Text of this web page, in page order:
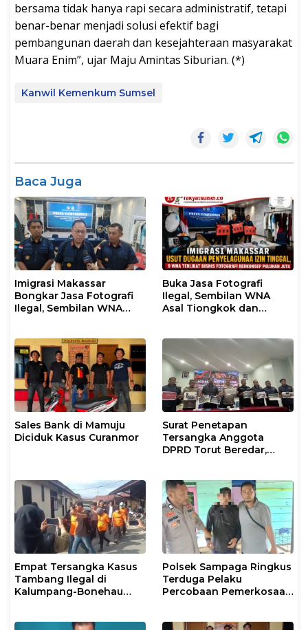
bersama tidak hanya rapi secara administratif, tetapi
benar-benar menjadi solusi efektif bagi
pembangunan daerah dan kesejahteraan masyarakat
Muara Enim”, ujar Maju Amintas Siburian. (*)
Kanwil Kemenkum Sumsel
Baca Juga
Imigrasi Makassar
Bongkar Jasa Fotografi
Ilegal, Sembilan WNA
Tinggal
Buka Jasa Fotografi
Ilegal, Sembilan WNA
Asal Tiongkok dan
Makassar
Sales Bank di Mamuju
Diciduk Kasus Curanmor
Surat Penetapan
Tersangka Anggota
DPRD Torut Beredar,
Berstatus Saksi
Empat Tersangka Kasus
Tambang Ilegal di
Kalumpang-Bonehau
Polsek Sampaga Ringkus
Terduga Pelaku
Percobaan Pemerkosaan